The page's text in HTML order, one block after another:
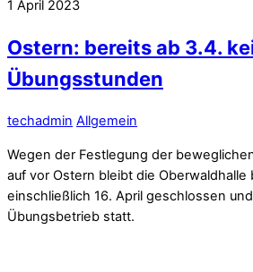
1 April 2023
Ostern: bereits ab 3.4.
Übungsstunden
techadmin Allgemein
Wegen der Festlegung der
auf vor Ostern bleibt die Oberwaldhalle
einschließlich 16. April geschlossen
Übungsbetrieb statt.